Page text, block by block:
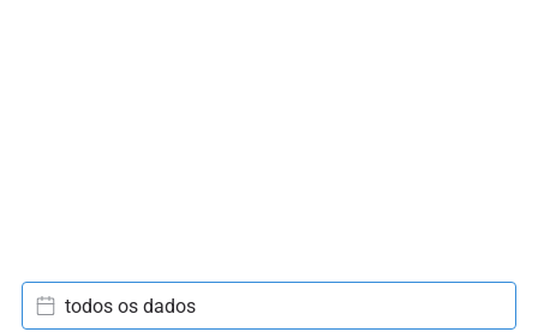
todos os dados